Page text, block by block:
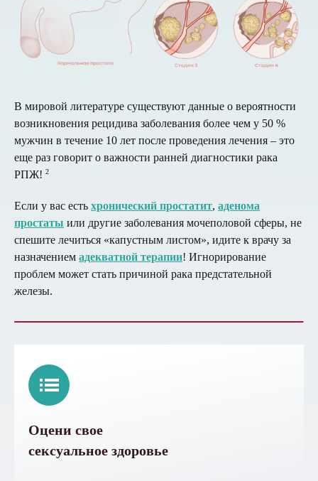
В мировой литературе существуют данные о вероятности
возникновения рецидива заболевания более чем у 50 %
мужчин в течение 10 лет после проведения лечения – это
еще раз говорит о важности ранней диагностики рака
РПЖ! 2
Если у вас есть хронический простатит, аденома
простаты или другие заболевания мочеполовой сферы, не
спешите лечиться «капустным листом», идите к врачу за
назначением адекватной терапии! Игнорирование
проблем может стать причиной рака предстательной
железы.
Оцени свое
сексуальное здоровье